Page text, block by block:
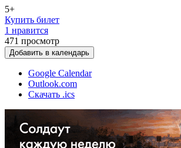
5+
Купить билет
1 нравится
471 просмотр
Добавить в календарь
Google Calendar
Outlook.com
Скачать .ics